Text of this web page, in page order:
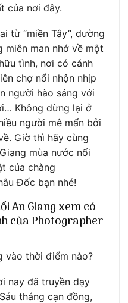
của nơi đây.
từ “miền Tây”, dường
miên man nhớ về một
tình, nơi có cánh
chợ nổi nhộn nhịp
người hào sảng với
Không dừng lại ở
người mê mẩn bởi
Giờ thì hãy cùng
mùa nước nổi
của chàng
Đốc bạn nhé!
An Giang xem có
của Photographer
vào thời điểm nào?
nay đã truyền dạy
tháng cạn đồng,